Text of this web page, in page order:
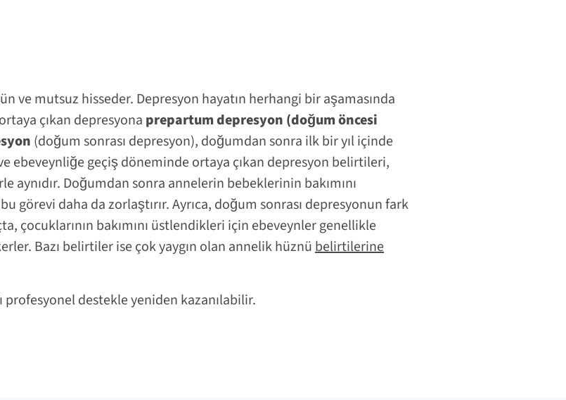
ve mutsuz hisseder. Depresyon hayatın herhangi bir aşamasında
çıkan depresyona prepartum depresyon (doğum öncesi
(doğum sonrası depresyon), doğumdan sonra ilk bir yıl içinde
ebeveynliğe geçiş döneminde ortaya çıkan depresyon belirtileri,
Doğumdan sonra annelerin bebeklerinin bakımını
görevi daha da zorlaştırır. Ayrıca, doğum sonrası depresyonun fark
çocuklarının bakımını üstlendikleri için ebeveynler genellikle
Bazı belirtiler ise çok yaygın olan annelik hüznü belirtilerine
profesyonel destekle yeniden kazanılabilir.